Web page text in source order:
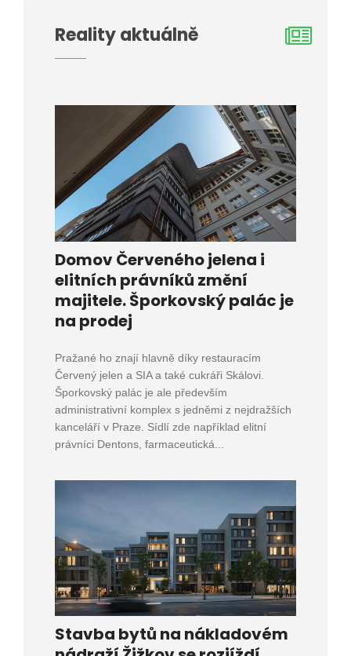
Reality aktuálně
Domov Červeného jelena i
elitních právníků změní
majitele. Šporkovský palác je
na prodej
Pražané ho znají hlavně díky restauracím
Červený jelen a SIA a také cukráři Skálovi.
Šporkovský palác je ale především
administrativní komplex s jedněmi z nejdražších
kanceláří v Praze. Sídlí zde například elitní
právníci Dentons, farmaceutická...
Stavba bytů na nákladovém